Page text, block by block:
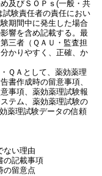
及びＳＯＰｓ(一般・共
験責任者の責任におい
期間中に発生した場合
響を含め記載する。最
三者（ＱＡＵ・監査担
かりやすく、正確、か
ＱＡとして、薬効薬理
書作成時の留意事項、
事項、薬効薬理試験報
テム、薬効薬理試験の
薬理試験データの信頼
い理由
記載事項
留意点